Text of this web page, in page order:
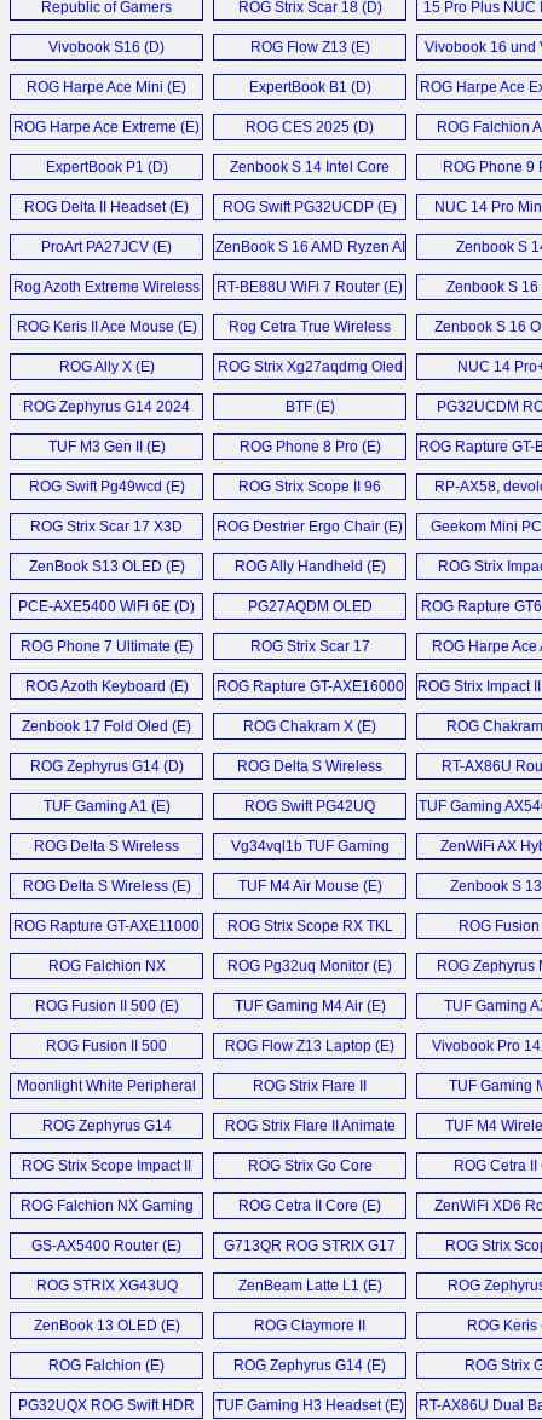
Republic of Gamers
Computex 2025 (D)
ROG Strix Scar 18 (D)
15 Pro Plus NUC
Ultra 9 285H
Vivobook S16 (D)
ROG Flow Z13 (E)
Vivobook 16 und
18 (D)
ROG Harpe Ace Mini (E)
ExpertBook B1 (D) ROG Harpe Ace
ROG Harpe Ace Extreme (E) ROG CES 2025 (D)
ROG Falchion
Keyboard
ExpertBook P1 (D)
Zenbook S 14 Intel Core
Ultra 7 258V Laptop (E)
ROG Phone 9
ROG Delta II Headset (E) ROG Swift PG32UCDP (E) NUC 14 Pro
ProArt PA27JCV (E)
ZenBook S 16 AMD Ryzen AI
9 HX 370 Laptop (E)
Zenbook S
Rog Azoth Extreme Wireless
Keyboard (E)
RT-BE88U WiFi 7 Router (E)
Zenbook S 16
Laptop
ROG Keris II Ace Mouse (E)
Rog Cetra True Wireless
SpeedNova IEMs (E)
Zenbook S 16
ROG Ally X (E)
ROG Strix Xg27aqdmg Oled
Monitor (E)
NUC 14
ROG Zephyrus G14 2024
Gaming Laptop (E)
BTF (E)
PG32UCDM
Oled (E)
TUF M3 Gen II (E)
ROG Phone 8 Pro (E)
ROG Rapture GT-
7 (E)
ROG Swift Pg49wcd (E)
ROG Strix Scope II 96
Wireless Gaming
Keyboard (E)
RP-AX58,
Repeater
Repeater
ROG Strix Scar 17 X3D
Laptop (E)
ROG Destrier Ergo Chair (E) Geekom Mini
ZenBook S13 OLED (E) ROG Ally Handheld (E) ROG Strix
PCE-AXE5400 WiFi 6E (D)
PG27AQDM OLED
Monitor (E)
ROG Rapture
ROG Phone 7 Ultimate (E)
ROG Strix Scar 17
Laptop (E)
ROG Harpe Ace
Edition
ROG Azoth Keyboard (E)
ROG Rapture GT-AXE16000
Router (E)
ROG Strix Impact
Zenbook 17 Fold Oled (E) ROG Chakram X (E) ROG
ROG Zephyrus G14 (D)
ROG Delta S Wireless
Gaming Headset (E)
RT-AX86U
TUF Gaming A1 (E)
ROG Swift PG42UQ
Monitor (E)
TUF Gaming
Router
ROG Delta S Wireless
Headset (E)
Vg34vql1b TUF Gaming
Monitor (D)
ZenWiFi AX
ROG Delta S Wireless (E) TUF M4 Air Mouse (E)
Zenbook S
Laptop
ROG Rapture GT-AXE11000
router (E)
ROG Strix Scope RX TKL
Deluxe Wireless (E)
ROG
Headset
ROG Falchion NX
Mechanical Keyboard (E)
ROG Pg32uq Monitor (E) ROG Zephyrus
ROG Fusion II 500 (E) TUF Gaming M4 Air (E)
TUF Gaming
Router
ROG Fusion II 500
Headset (E)
ROG Flow Z13 Laptop (E)
Vivobook Pro
Notebook
Moonlight White Peripheral
Collection (E)
ROG Strix Flare II
Animate (E)
TUF Gaming
Mouse
ROG Zephyrus G14
Laptop (E)
ROG Strix Flare II Animate
Keyboard (E)
TUF M4
ROG Strix Scope Impact II
Mouse (E)
ROG Strix Go Core
Headset (E)
ROG Cetra II
Headset
ROG Falchion NX Gaming
Keyboard (E)
ROG Cetra II Core (E) ZenWiFi XD6
GS-AX5400 Router (E)
G713QR ROG STRIX G17
Laptop (E)
ROG Strix
Keyboard
ROG STRIX XG43UQ
Monitor (E)
ZenBeam Latte L1 (E)
ROG
Laptop
ZenBook 13 OLED (E)
ROG Claymore II
Keyboard (E)
ROG Keris
ROG Falchion (E) ROG Zephyrus G14 (E)
ROG Strix
Advantage
PG32UQX ROG Swift HDR
TUF Gaming H3 Headset (E)
RT-AX86U Dual